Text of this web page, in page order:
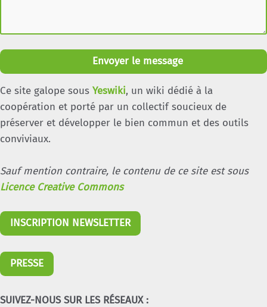
Envoyer le message
Ce site galope sous Yeswiki, un wiki dédié à la
coopération et porté par un collectif soucieux de
préserver et développer le bien commun et des outils
conviviaux.
Sauf mention contraire, le contenu de ce site est sous
Licence Creative Commons
INSCRIPTION NEWSLETTER
PRESSE
SUIVEZ-NOUS SUR LES RÉSEAUX :